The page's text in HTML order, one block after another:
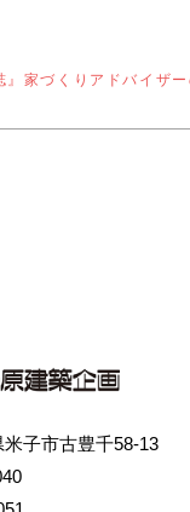
』家づくりアドバイザ
子市古豊千58-13